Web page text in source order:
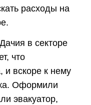
расходы на
в секторе
что
и вскоре к нему
Оформили
эвакуатор,